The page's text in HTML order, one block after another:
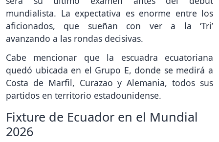
mundialista. La expectativa es enorme entre los
aficionados, que sueñan con ver a la ‘Tri’
avanzando a las rondas decisivas.
Cabe mencionar que la escuadra ecuatoriana
quedó ubicada en el Grupo E, donde se medirá a
Costa de Marfil, Curazao y Alemania, todos sus
partidos en territorio estadounidense.
Fixture de Ecuador en el Mundial
2026